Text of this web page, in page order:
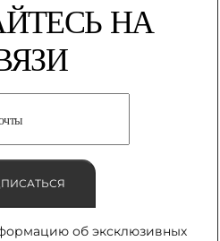
НА
об эксклюзивных